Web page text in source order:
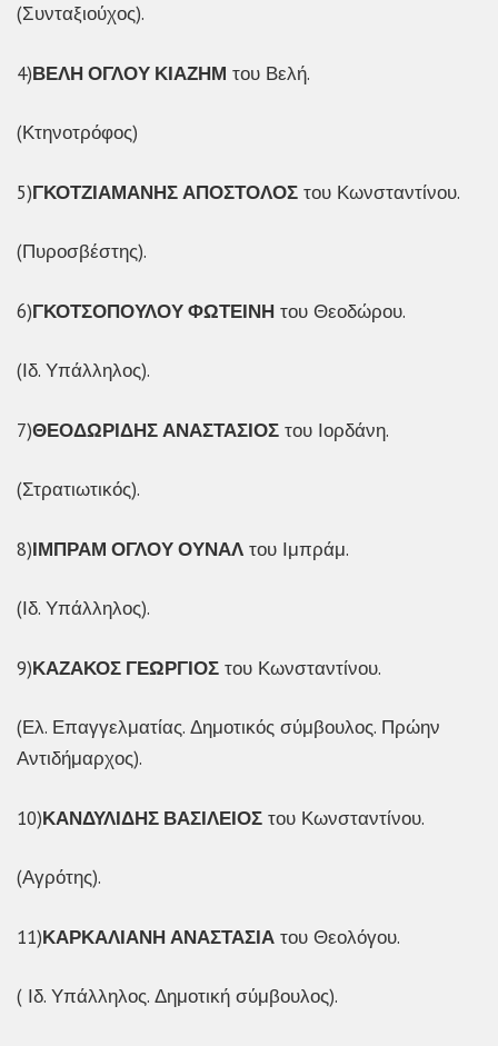
(Συνταξιούχος).
4)ΒΕΛΗ ΟΓΛΟΥ ΚΙΑΖΗΜ του Βελή.
(Κτηνοτρόφος)
5)ΓΚΟΤΖΙΑΜΑΝΗΣ ΑΠΟΣΤΟΛΟΣ του Κωνσταντίνου.
(Πυροσβέστης).
6)ΓΚΟΤΣΟΠΟΥΛΟΥ ΦΩΤΕΙΝΗ του Θεοδώρου.
(Ιδ. Υπάλληλος).
7)ΘΕΟΔΩΡΙΔΗΣ ΑΝΑΣΤΑΣΙΟΣ του Ιορδάνη.
(Στρατιωτικός).
8)ΙΜΠΡΑΜ ΟΓΛΟΥ ΟΥΝΑΛ του Ιμπράμ.
(Ιδ. Υπάλληλος).
9)ΚΑΖΑΚΟΣ ΓΕΩΡΓΙΟΣ του Κωνσταντίνου.
(Ελ. Επαγγελματίας. Δημοτικός σύμβουλος. Πρώην
Αντιδήμαρχος).
10)ΚΑΝΔΥΛΙΔΗΣ ΒΑΣΙΛΕΙΟΣ του Κωνσταντίνου.
(Αγρότης).
11)ΚΑΡΚΑΛΙΑΝΗ ΑΝΑΣΤΑΣΙΑ του Θεολόγου.
( Ιδ. Υπάλληλος. Δημοτική σύμβουλος).